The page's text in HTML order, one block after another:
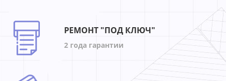
РЕМОНТ "ПОД КЛЮЧ"
2 года гарантии